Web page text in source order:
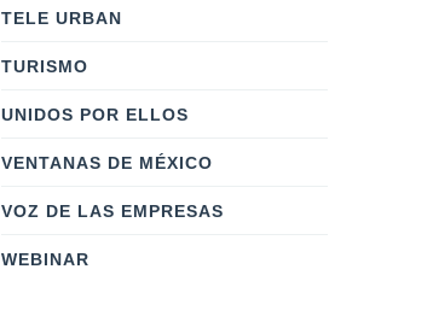
TELE URBAN
TURISMO
UNIDOS POR ELLOS
VENTANAS DE MÉXICO
VOZ DE LAS EMPRESAS
WEBINAR